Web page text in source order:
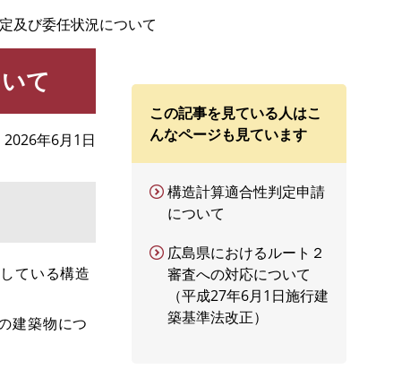
及び委任状況について
て
2026年6月1日
ている構造
建築物につ
この記事を見ている人はこ
んなページも見ています
構造計算適合性判定申請
について
広島県におけるルート２
審査への対応について
（平成27年6月1日施行建
築基準法改正）